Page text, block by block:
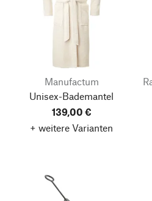
Manufactum
Unisex-Bademantel
139,00 €
+ weitere Varianten